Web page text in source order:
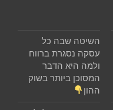
השיטה שבה כל
עסקה נסגרת ברווח
ולמה היא הדבר
המסוכן ביותר בשוק
ההון